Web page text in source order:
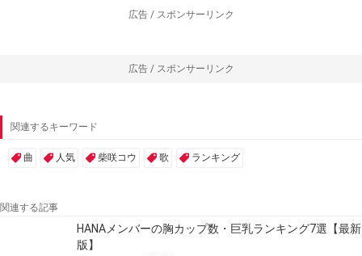
広告 / スポンサーリンク
広告 / スポンサーリンク
関連するキーワード
曲 人気 柴咲コウ 歌 ランキング
関連する記事
HANAメンバーの胸カップ数・巨乳ランキング7選【最新
版】